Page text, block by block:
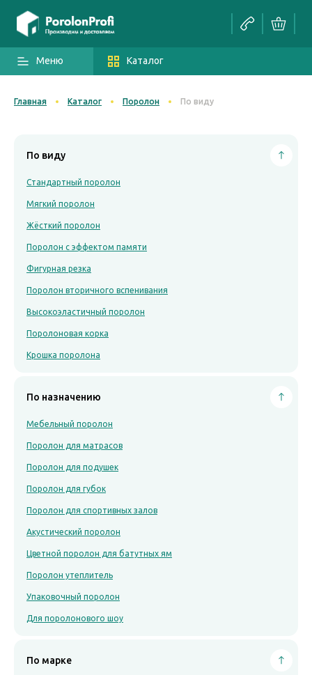
Меню Каталог
Главная Каталог Поролон По виду
По виду
Стандартный поролон
Мягкий поролон
Жёсткий поролон
Поролон с эффектом памяти
Фигурная резка
Поролон вторичного вспенивания
Высокоэластичный поролон
Поролоновая корка
Крошка поролона
По назначению
Мебельный поролон
Поролон для матрасов
Поролон для подушек
Поролон для губок
Поролон для спортивных залов
Акустический поролон
Цветной поролон для батутных ям
Поролон утеплитель
Упаковочный поролон
Для поролонового шоу
По марке